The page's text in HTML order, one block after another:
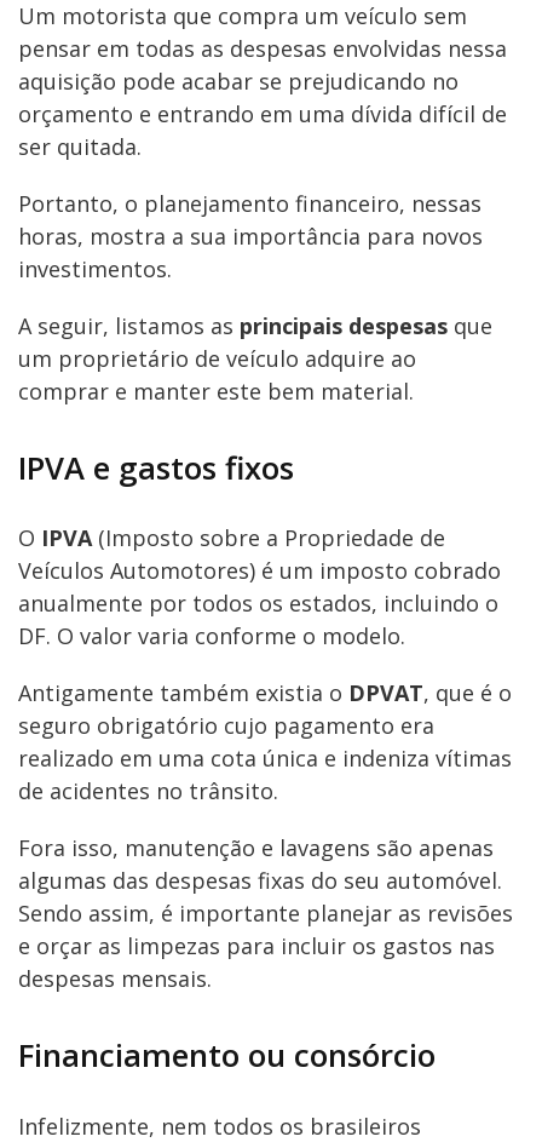
Um motorista que compra um veículo sem
pensar em todas as despesas envolvidas nessa
aquisição pode acabar se prejudicando no
orçamento e entrando em uma dívida difícil de
ser quitada.
Portanto, o planejamento financeiro, nessas
horas, mostra a sua importância para novos
investimentos.
A seguir, listamos as principais despesas que
um proprietário de veículo adquire ao
comprar e manter este bem material.
IPVA e gastos fixos
O IPVA (Imposto sobre a Propriedade de
Veículos Automotores) é um imposto cobrado
anualmente por todos os estados, incluindo o
DF. O valor varia conforme o modelo.
Antigamente também existia o DPVAT, que é o
seguro obrigatório cujo pagamento era
realizado em uma cota única e indeniza vítimas
de acidentes no trânsito.
Fora isso, manutenção e lavagens são apenas
algumas das despesas fixas do seu automóvel.
Sendo assim, é importante planejar as revisões
e orçar as limpezas para incluir os gastos nas
despesas mensais.
Financiamento ou consórcio
Infelizmente, nem todos os brasileiros